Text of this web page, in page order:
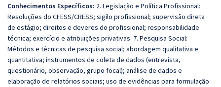
Conhecimentos Específicos: 2. Legislação e Política Profissional:
Resoluções do CFESS/CRESS; sigilo profissional; supervisão direta
de estágio; direitos e deveres do profissional; responsabilidade
técnica; exercício e atribuições privativas. 7. Pesquisa Social:
Métodos e técnicas de pesquisa social; abordagem qualitativa e
quantitativa; instrumentos de coleta de dados (entrevista,
questionário, observação, grupo focal); análise de dados e
elaboração de relatórios sociais; uso de evidências para formulação